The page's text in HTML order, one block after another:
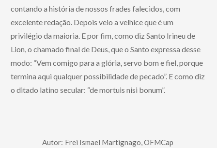
contando a história de nossos frades falecidos, com
excelente redação. Depois veio a velhice que é um
privilégio da maioria. E por fim, como diz Santo Irineu de
Lion, o chamado final de Deus, que o Santo expressa desse
modo: “Vem comigo para a glória, servo bom e fiel, porque
termina aqui qualquer possibilidade de pecado”. E como diz
o ditado latino secular: “de mortuis nisi bonum”.
Autor: Frei Ismael Martignago, OFMCap